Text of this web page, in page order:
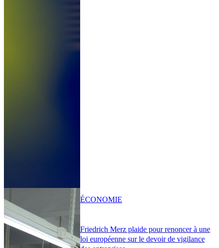
Friedrich Merz plaide pour renoncer à une
loi européenne sur le devoir de vigilance
ÉCONOMIE